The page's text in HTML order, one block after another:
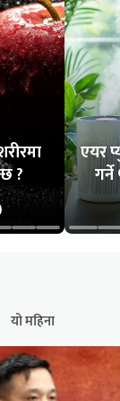
?
एयर
यो महिना